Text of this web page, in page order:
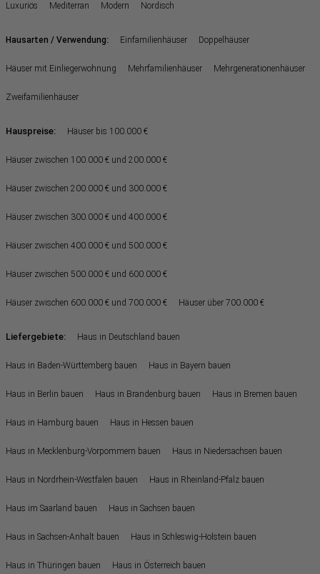
Luxuriös Mediterran Modern Nordisch
Hausarten / Verwendung: Einfamilienhäuser Doppelhäuser
Häuser mit Einliegerwohnung Mehrfamilienhäuser Mehrgenerationenhäuser
Zweifamilienhäuser
Hauspreise: Häuser bis 100.000 €
Häuser zwischen 100.000 € und 200.000 €
Häuser zwischen 200.000 € und 300.000 €
Häuser zwischen 300.000 € und 400.000 €
Häuser zwischen 400.000 € und 500.000 €
Häuser zwischen 500.000 € und 600.000 €
Häuser zwischen 600.000 € und 700.000 € Häuser über 700.000 €
Liefergebiete: Haus in Deutschland bauen
Haus in Baden-Württemberg bauen Haus in Bayern bauen
Haus in Berlin bauen Haus in Brandenburg bauen Haus in Bremen bauen
Haus in Hamburg bauen Haus in Hessen bauen
Haus in Mecklenburg-Vorpommern bauen Haus in Niedersachsen bauen
Haus in Nordrhein-Westfalen bauen Haus in Rheinland-Pfalz bauen
Haus im Saarland bauen Haus in Sachsen bauen
Haus in Sachsen-Anhalt bauen Haus in Schleswig-Holstein bauen
Haus in Thüringen bauen Haus in Österreich bauen